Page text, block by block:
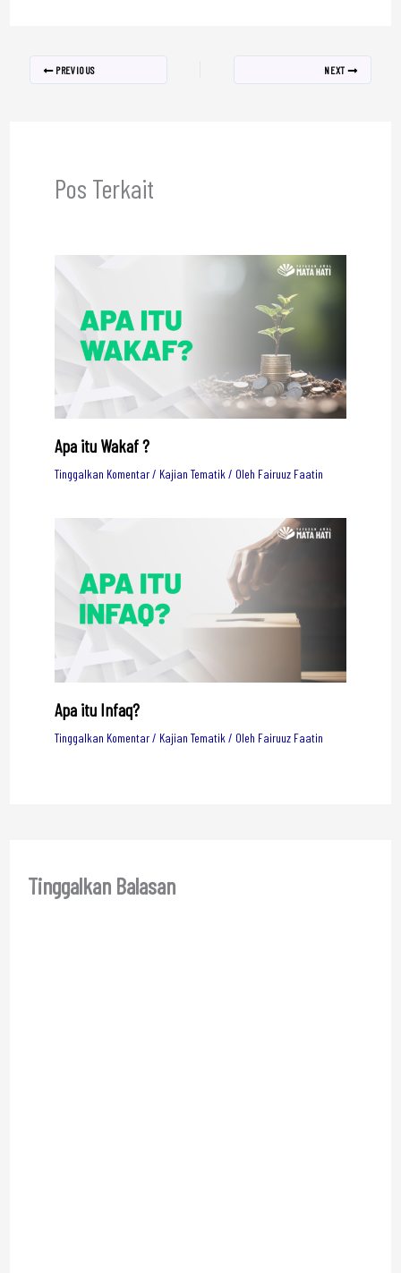
PREVIOUS NEXT
Pos Terkait
Apa itu Wakaf ?
Tinggalkan Komentar/ Kajian Tematik/ Oleh Fairuuz Faatin
Apa itu Infaq?
Tinggalkan Komentar/ Kajian Tematik / Oleh Fairuuz Faatin
Tinggalkan Balasan